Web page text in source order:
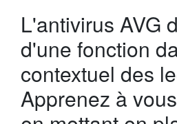
L'antivirus AVG
d'une fonction
contextuel des
Apprenez à